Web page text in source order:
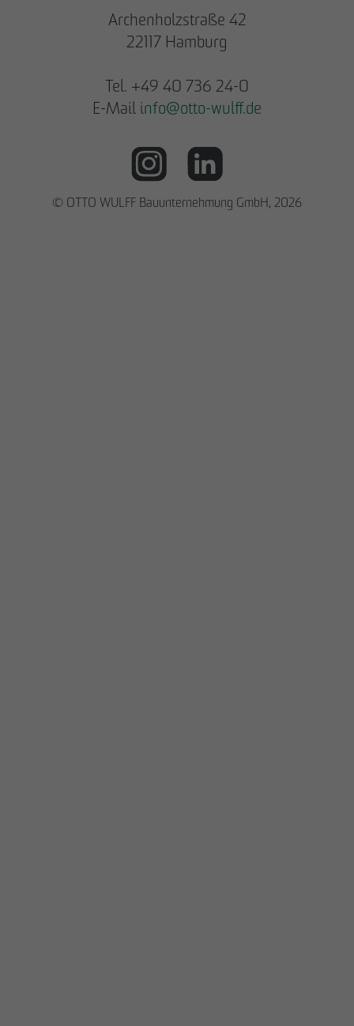
Archenholzstraße 42
22117 Hamburg
Tel. +49 40 736 24-0
E-Mail info@otto-wulff.de
© OTTO WULFF Bauunternehmung GmbH, 2026